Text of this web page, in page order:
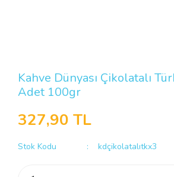
Kahve Dünyası Çikolatalı
Adet 100gr
327,90 TL
Stok Kodu kdçikolatalıtkx3